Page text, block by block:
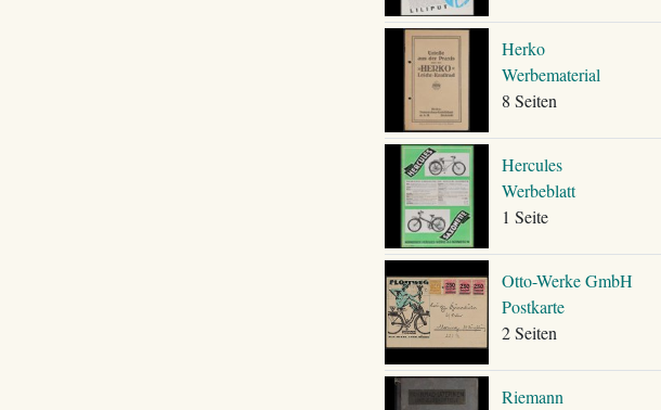
Herko
Werbematerial
8 Seiten
Hercules
Werbeblatt
1 Seite
Otto-Werke GmbH
Postkarte
2 Seiten
Riemann